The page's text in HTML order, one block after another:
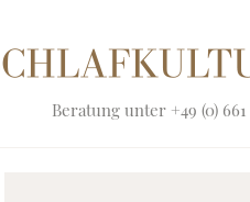
Beratung unter +49 (0) 661